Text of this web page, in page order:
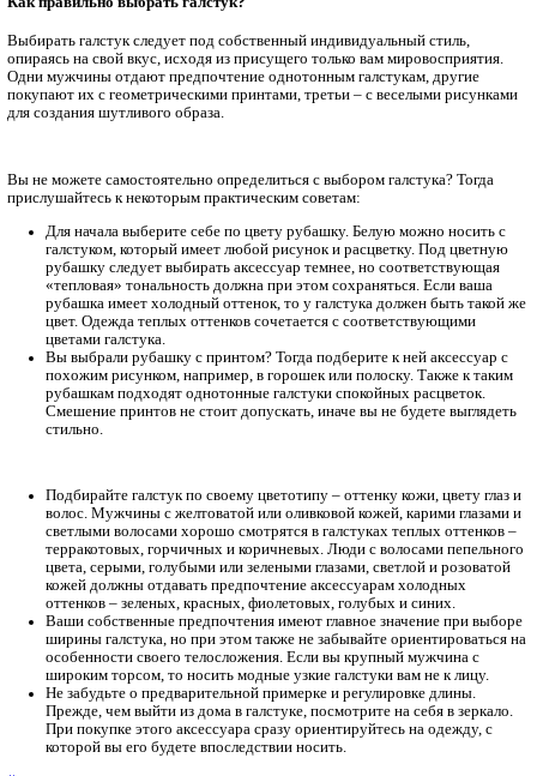
романтических свиданий и светских раутов. В 1904 г.
первая бабочка, которую сегодня можно увидеть в
торжественных мероприятиях. Ее носят с фраком или
Бантик. Выделяется узкими краями. У него изначально
узел, специальная застежка и удобная резинка.
Боло. Имеет необычную форму и внешний вид. Он
похож на классический аксессуар. Его прототипом
шнурки-обереги, защищавшие индейцев от темных
особенными, так как создавались индивидуально для
мужчины и имели определенную цель, например,
демонов, привлечь богатство и т.д. Их украшали
деревянными кусочками, камушками и т.д. Европейцы
носят такие галстуки, но американцев, особенно из
них можно встретить часто. Они даже одевают
в театры и на светские мероприятия.
Как правильно выбрать галстук?
опираясь на свой вкус, исходя из присущего только вам
Одни мужчины отдают предпочтение однотонным
покупают их с геометрическими принтами, третьи – с
для создания шутливого образа.
Вы не можете самостоятельно определиться с выбором
прислушайтесь к некоторым практическим советам:
Для начала выберите себе по цвету рубашку. Белую
галстуком, который имеет любой рисунок и расцветку.